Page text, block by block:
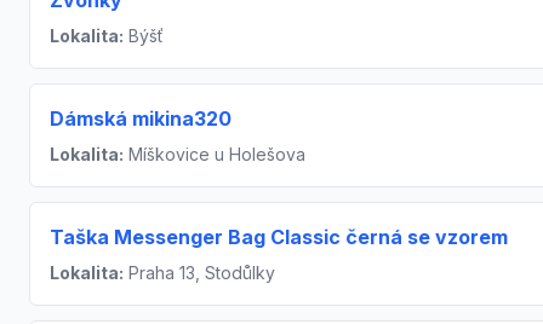
Lokalita: Býšť
Dámská mikina320
Lokalita: Míškovice u Holešova
Taška Messenger Bag Classic černá se vzorem
Lokalita: Praha 13, Stodůlky